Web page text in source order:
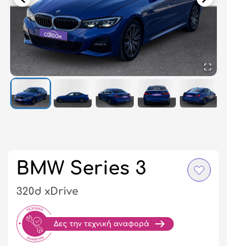
BMW Series 3
320d xDrive